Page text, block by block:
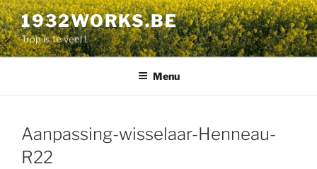
Naar
de
inhoud
overgaan
1932WORKS.BE
Trop is te veel !
Menu
Aanpassing-wisselaar-Henneau-
R22